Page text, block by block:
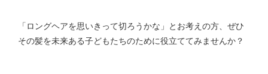
「ロングヘアを思いきって切ろうかな」とお考えの方、ぜひ
その髪を未来ある子どもたちのために役立ててみませんか？